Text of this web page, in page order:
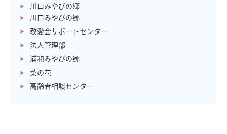
川口みやびの郷
川口みやびの郷
敬愛会サポートセンター
法人管理部
浦和みやびの郷
菜の花
高齢者相談センター